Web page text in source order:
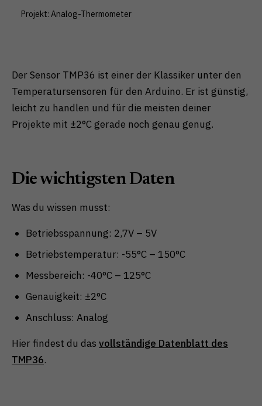
Der Sensor TMP36 ist einer der Klassiker unter den
Temperatursensoren für den Arduino. Er ist günstig,
leicht zu handlen und für die meisten deiner
Projekte mit ±2°C gerade noch genau genug.
Die wichtigsten Daten
Was du wissen musst:
Betriebsspannung: 2,7V – 5V
Betriebstemperatur: -55°C – 150°C
Messbereich: -40°C – 125°C
Genauigkeit: ±2°C
Anschluss: Analog
Hier findest du das vollständige Datenblatt des
TMP36.
Projekt: Analog-Thermometer
Zurück Nur essenzielle Cookies akzeptieren
Website erforderlich.
Cookie-Informationen anzeigen
Externe Medien (1)
bedarf der Zugriff auf diese Inhalte keiner manuellen
Einwilligung mehr.